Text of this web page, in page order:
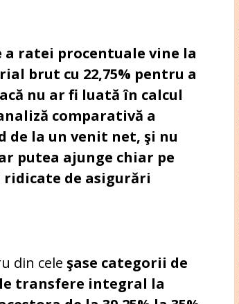
a ratei procentuale vine la
brut cu 22,75% pentru a
nu ar fi luată în calcul
comparativă a
de la un venit net, şi nu
putea ajunge chiar pe
de asigurări
din cele şase categorii de
transfere integral la